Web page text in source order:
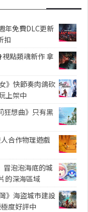
年免費DLC更新
扣
點類魂新作 拿
》快節奏肉鴿砍
上架中
狂想曲》只有黑
合作物理遊戲
冒泡泡海底的城
的深海區域
》海盜城市建設
度好評中